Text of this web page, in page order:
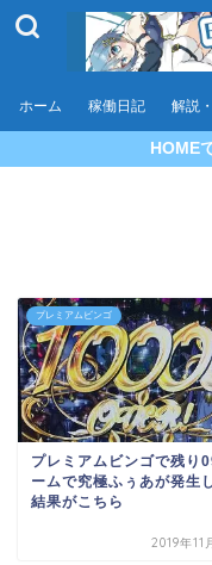
ホーム 稼働日記 解説
HOME
プレミアムビンゴ
プレミアムビンゴで残り
ームで究極ふぅあが発生
結果がこちら
2019年11